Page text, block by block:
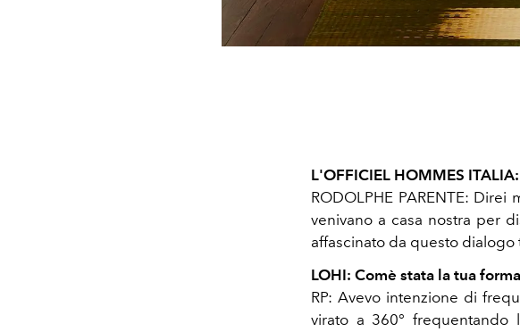
L'OFFICIEL HOMMES
RODOLPHE PARENTE:
venivano a casa nostra per
affascinato da questo dialogo
LOHI: Comè stata la tua
RP: Avevo intenzione di
virato a 360° frequentando